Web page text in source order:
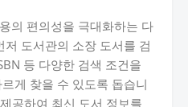
의 편의성을 극대화하는 다
도서관의 소장 도서를 검
등 다양한 검색 조건을
게 찾을 수 있도록 돕습니
공하여 최신 도서 정보를